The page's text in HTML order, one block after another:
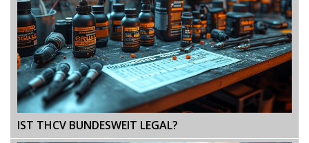
IST THCV BUNDESWEIT LEGAL?